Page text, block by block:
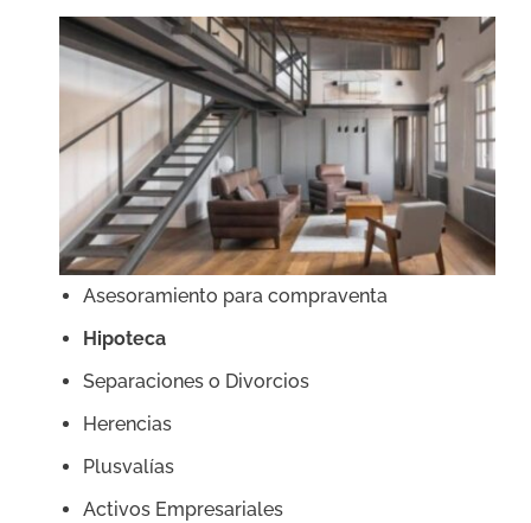
Asesoramiento para compraventa
Hipoteca
Separaciones o Divorcios
Herencias
Plusvalías
Activos Empresariales